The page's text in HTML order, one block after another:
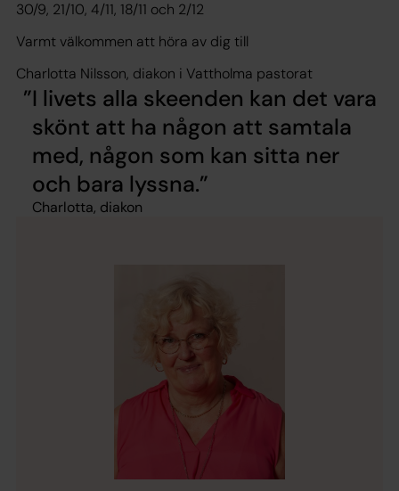
30/9, 21/10, 4/11, 18/11 och 2/12
Varmt välkommen att höra av dig till
Charlotta Nilsson, diakon i Vattholma pastorat
I livets alla skeenden kan det vara
skönt att ha någon att samtala
med, någon som kan sitta ner
och bara lyssna.
Charlotta, diakon